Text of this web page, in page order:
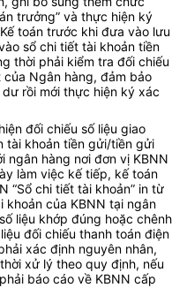
trưởng” và thực hiện ký
toán trước khi đưa vào lưu
sổ chi tiết tài khoản tiền
thời phải kiểm tra đối chiếu
của Ngân hàng, đảm bảo
rồi mới thực hiện ký xác
đối chiếu số liệu giao
tài khoản tiền gửi/tiền gửi
ngân hàng nơi đơn vị KBNN
làm việc kế tiếp, kế toán
“Sổ chi tiết tài khoản” in từ
của KBNN tại ngân
liệu khớp đúng hoặc chênh
đối chiếu thanh toán điện
xác định nguyên nhân,
xử lý theo quy định, nếu
báo cáo về KBNN cấp